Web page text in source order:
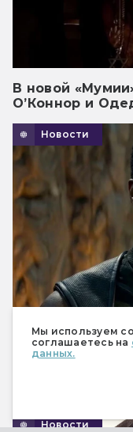
Мы используем
соглашаетесь на
данных.
В новой
О’Коннор и
Новости
Создатель
Новости